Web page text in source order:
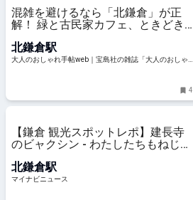
混雑を避けるなら「北鎌倉」が正
解！ 緑と古民家カフェ、ときどき
【公式】大人のおしゃれ手帖web
北鎌倉駅
大人のおしゃれ手帖web｜宝島社の雑誌「大人のおしゃ
4
【鎌倉 観光スポットレポ】建長寺
のビャクシン - わたしたちもねじ
北鎌倉駅
マイナビニュース